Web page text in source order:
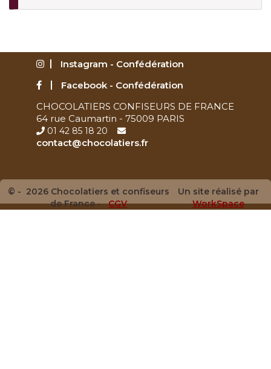
Instagram - Confédération
Facebook - Confédération
CHOCOLATIERS CONFISEURS DE FRANCE
64 rue Caumartin - 75009 PARIS
01 42 85 18 20
contact@chocolatiers.fr
© - 2026 Chocolatiers et confiseurs
de France -CGV
Un site réalisé par
WorkSpace